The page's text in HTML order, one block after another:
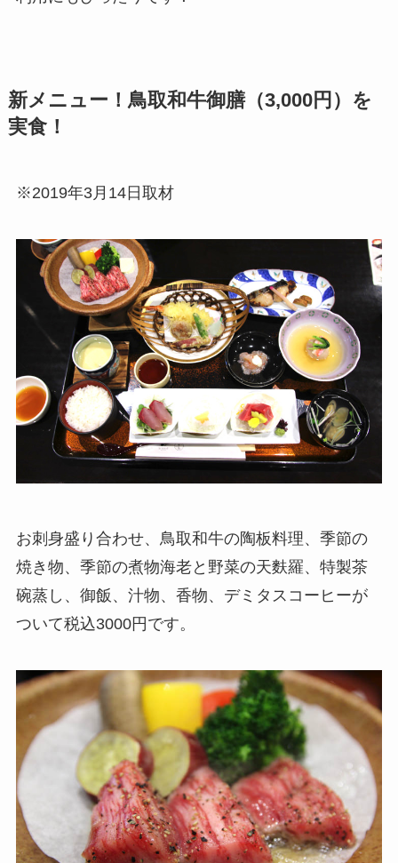
新メニュー！鳥取和牛御膳（3,000円）を
実食！
※2019年3月14日取材
お刺身盛り合わせ、鳥取和牛の陶板料理、季節の
焼き物、季節の煮物海老と野菜の天麩羅、特製茶
碗蒸し、御飯、汁物、香物、デミタスコーヒーが
ついて税込3000円です。